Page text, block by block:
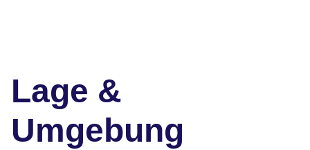
Lage &
Umgebung